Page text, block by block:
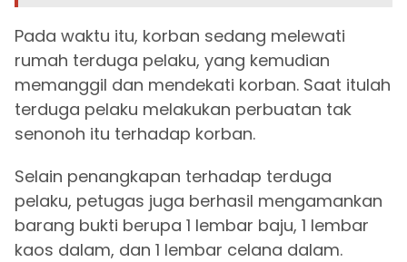
Pada waktu itu, korban sedang melewati
rumah terduga pelaku, yang kemudian
memanggil dan mendekati korban. Saat itulah
terduga pelaku melakukan perbuatan tak
senonoh itu terhadap korban.
Selain penangkapan terhadap terduga
pelaku, petugas juga berhasil mengamankan
barang bukti berupa 1 lembar baju, 1 lembar
kaos dalam, dan 1 lembar celana dalam.